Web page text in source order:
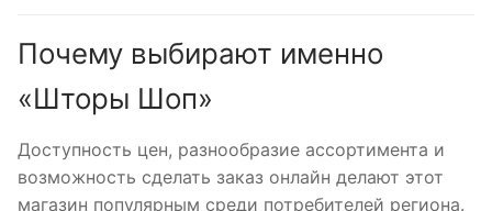
Почему выбирают именно
«Шторы Шоп»
Доступность цен, разнообразие ассортимента и
возможность сделать заказ онлайн делают этот
магазин популярным среди потребителей региона.